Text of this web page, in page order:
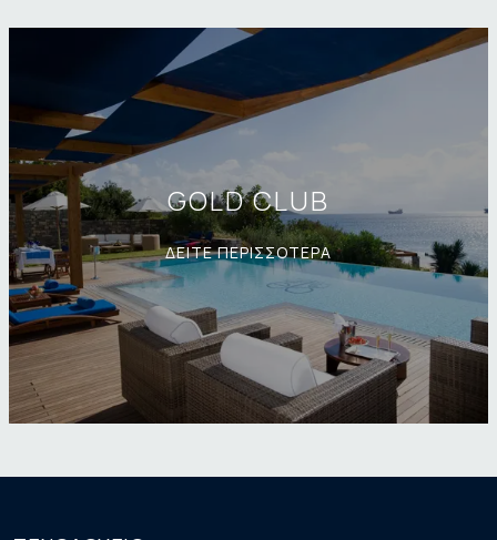
GOLD CLUB
ΔΕΙΤΕ ΠΕΡΙΣΣΟΤΕΡΑ